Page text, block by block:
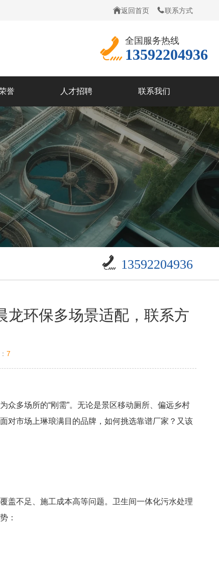
返回首页 联系方式
全国服务热线
13592204936
誉 人才招聘 联系我们
13592204936
龙环保多场景适配，联系方
7
多场所的“刚需”。无论是景区移动厕所、偏远乡村
对市场上琳琅满目的品牌，如何挑选靠谱厂家？又该
盖不足、施工成本高等问题。卫生间一体化污水处理
：